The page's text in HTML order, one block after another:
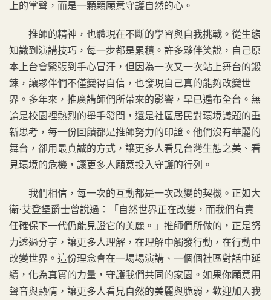
上的掌聲，而是一顆顆願意守護自然的心。
推師的精神，也體現在不斷的學習與自我挑戰。從生態
知識到演講技巧，每一步都是累積。許多夥伴笑說，自己原
本上台會緊張到手心冒汗，但因為一次又一次站上舞台的鍛
鍊，讓夥伴們不僅變得自信，也發現自己真的能夠改變世
界。多年來，推廣講師們所帶來的影響，早已遍布全台。無
論是校園裡熱烈的舉手發問，還是社區居民對環境議題的重
新思考，每一份回饋都是推師努力的印證。他們沒有華麗的
舞台，卻用最真誠的方式，讓更多人看見台灣生態之美、看
見環境的危機，讓更多人願意投入守護的行列。
我們相信，每一次的互動都是一次改變的契機。正如大
衛·艾登堡爵士曾說過：「自然世界正在改變，而我們有責
任確保下一代仍能見證它的美麗。」推師們所做的，正是努
力透過分享，讓更多人理解，在理解中觸發行動，在行動中
改變世界。這份理念會在一場場演講、一個個社區對話中延
續，化為真實的力量，守護我們共同的家園。如果你願意用
聲音與熱情，讓更多人看見自然的美麗與脆弱，歡迎加入我